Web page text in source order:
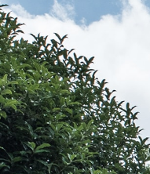
伝教大師最澄と